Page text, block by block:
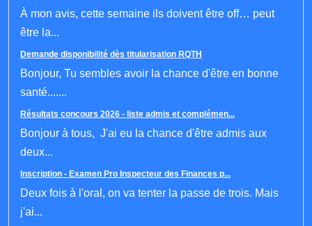
À mon avis, cette semaine ils doivent être off… peut
être la...
Demande disponibilité dès titularisation RQTH
Bonjour, Tu sembles avoir la chance d'être en bonne
santé.......
Résultats concours 2026 - liste admis et complémen...
Bonjour à tous, J'ai eu la chance d'être admis aux
deux...
Inscription - Examen Pro Inspecteur des Finances p...
Deux fois à l'oral, on va tenter la passe de trois. Mais
j'ai...